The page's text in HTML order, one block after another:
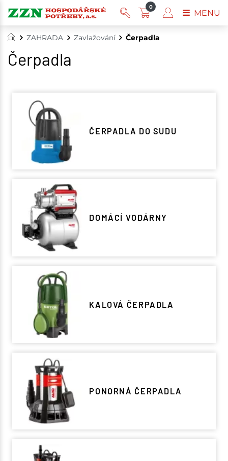
ZAHRADA Zavlažování Čerpadla
Čerpadla
ČERPADLA DO SUDU
DOMÁCÍ VODÁRNY
KALOVÁ ČERPADLA
PONORNÁ ČERPADLA
0
MENU